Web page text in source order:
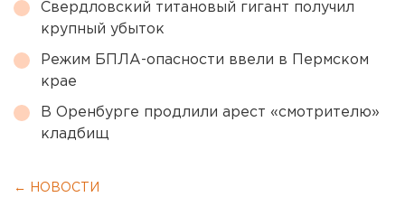
Свердловский титановый гигант получил
крупный убыток
Режим БПЛА-опасности ввели в Пермском
крае
В Оренбурге продлили арест «смотрителю»
кладбищ
← НОВОСТИ